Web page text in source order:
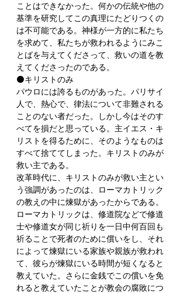
ことはできなかった。何かの伝統や他の
基準を研究してこの真理にたどりつくの
は不可能である。神様が一方的に私たち
を求めて、私たちが救われるようにみこ
とばを与えてくださって、救いの道を教
えてくださったのである。
⚫️キリストのみ
パウロには誇るものがあった。パリサイ
人で、熱心で、律法について非難される
ことのない者だった。しかし今はそのす
べてを損だと思っている。主イエス・キ
リストを得るために、そのようなものは
すべて捨ててしまった。キリストのみが
救い主である。
改革時代に、キリストのみが救い主とい
う強調があったのは、ローマカトリック
の教えの中に煉獄があったからである。
ローマカトリックは、修道院などで修道
士や修道女が同じ祈りを一日中何百回も
祈ることで死者のために償いをし、それ
によって煉獄にいる家族や親族が救われ
て、彼らが煉獄にいる時間が短くなると
教えていた。さらに金銭でこの償いを免
れると教えていたことが教会の腐敗につ